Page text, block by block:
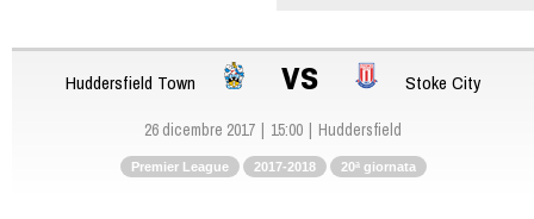
Huddersfield Town vs Stoke City
26 dicembre 2017 15:00 Huddersfield
Premier League 2017-2018 20ª giornata